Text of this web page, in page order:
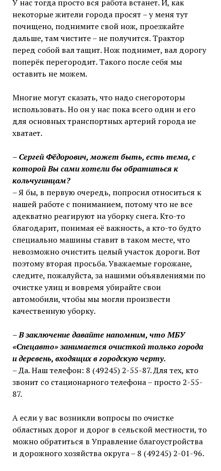
У нас тогда просто вся работа встанет. И, как
некоторые жители города просят – у меня тут
почищено, поднимите свой нож, проезжайте
дальше, там чистите – не получится. Трактор
перед собой вал тащит. Нож поднимет, вал дорогу
поперёк перегородит. Такого после себя мы
оставить не можем.
Многие могут сказать, что надо снегороторы
использовать. Но он у нас пока всего один и его
для основных транспортных артерий города не
хватает.
– Сергей Фёдорович, может быть, есть тема, с
которой Вы сами хотели бы обратиться к
кольчугинцам?
– Я бы, в первую очередь, попросил относиться к
нашей работе с пониманием, потому что не все
адекватно реагируют на уборку снега. Кто-то
благодарит, понимая её важность, а кто-то будто
специально машины ставит в таком месте, что
невозможно очистить целый участок дороги. Вот
поэтому вторая просьба. Уважаемые горожане,
следите, пожалуйста, за нашими объявлениями по
очистке улиц и вовремя убирайте свои
автомобили, чтобы мы могли произвести
качественную уборку.
– В заключение давайте напомним, что МБУ
«Спецавто» занимается очисткой только города
и деревень, входящих в городскую черту.
– Да. Наш телефон: 8 (49245) 2-55-87. Для тех, кто
звонит со стационарного телефона – просто 2-55-
87.
А если у вас возникли вопросы по очистке
областных дорог и дорог в сельской местности, то
можно обратиться в Управление благоустройства
и дорожного хозяйства округа – 8 (49245) 2-01-96.